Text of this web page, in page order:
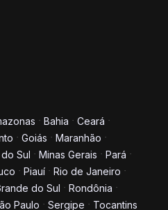
para
Bahia
Ceará
Goiás
Maranhão
Sul Minas Gerais
Pará
Piauí
Rio de Janeiro
do Sul
Rondônia
Paulo Sergipe Tocantins